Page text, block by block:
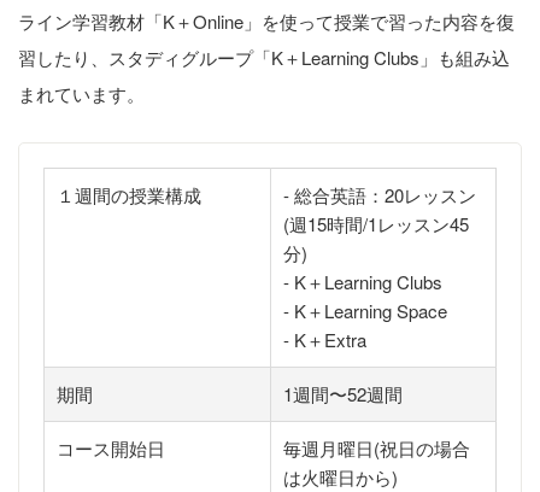
ライン学習教材「K＋Online」を使って授業で習った内容を復
習したり、スタディグループ「K＋Learning Clubs」も組み込
まれています。
１週間の授業構成
- 総合英語：20レッスン
(週15時間/1レッスン45
分)
- K＋Learning Clubs
- K＋Learning Space
- K＋Extra
期間 1週間〜52週間
コース開始日
毎週月曜日(祝日の場合
は火曜日から)